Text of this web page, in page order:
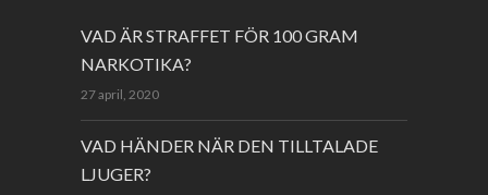
VAD ÄR STRAFFET FÖR 100 GRAM
NARKOTIKA?
27 april, 2020
VAD HÄNDER NÄR DEN TILLTALADE
LJUGER?